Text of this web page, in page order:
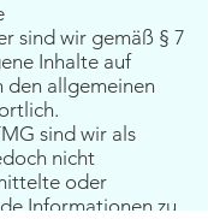
sind wir gemäß § 7
Inhalte auf
den allgemeinen
sind wir als
nicht
oder
Informationen zu